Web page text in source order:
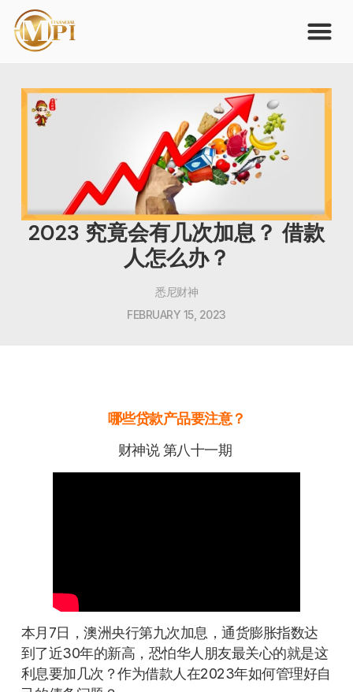
2023 究竟会有几次加息？ 借款
人怎么办？
悉尼财神
FEBRUARY 15, 2023
哪些贷款产品要注意？
财神说 第八十一期
本月7日，澳洲央行第九次加息，通货膨胀指数达
到了近30年的新高，恐怕华人朋友最关心的就是这
利息要加几次？作为借款人在2023年如何管理好自